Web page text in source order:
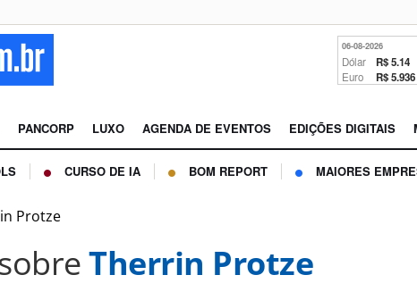
06-08-2026
Dólar R$ 5.14
Euro R$ 5.936
PANCORP LUXO AGENDA DE EVENTOS EDIÇÕES DIGITAIS
CURSO DE IA BOM REPORT MAIORES
Protze
Therrin Protze